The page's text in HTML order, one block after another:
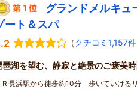
グランドメルキュ
ート＆スパ
（クチコミ1,157件
琶湖を望む、静寂と絶景のご褒美時
長浜駅から徒歩約10分 歩いていける